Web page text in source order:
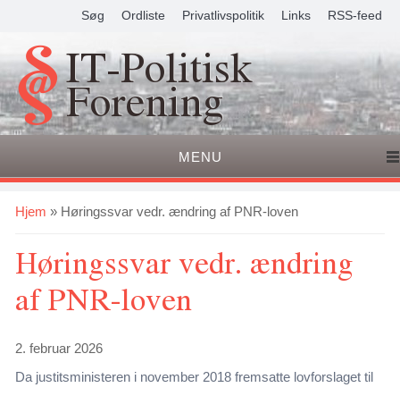
Søg Ordliste Privatlivspolitik Links RSS-feed
IT-Politisk
Forening
MENU
Du er her
Hjem » Høringssvar vedr. ændring af PNR-loven
Høringssvar vedr. ændring
af PNR-loven
2. februar 2026
Da justitsministeren i november 2018 fremsatte lovforslaget til